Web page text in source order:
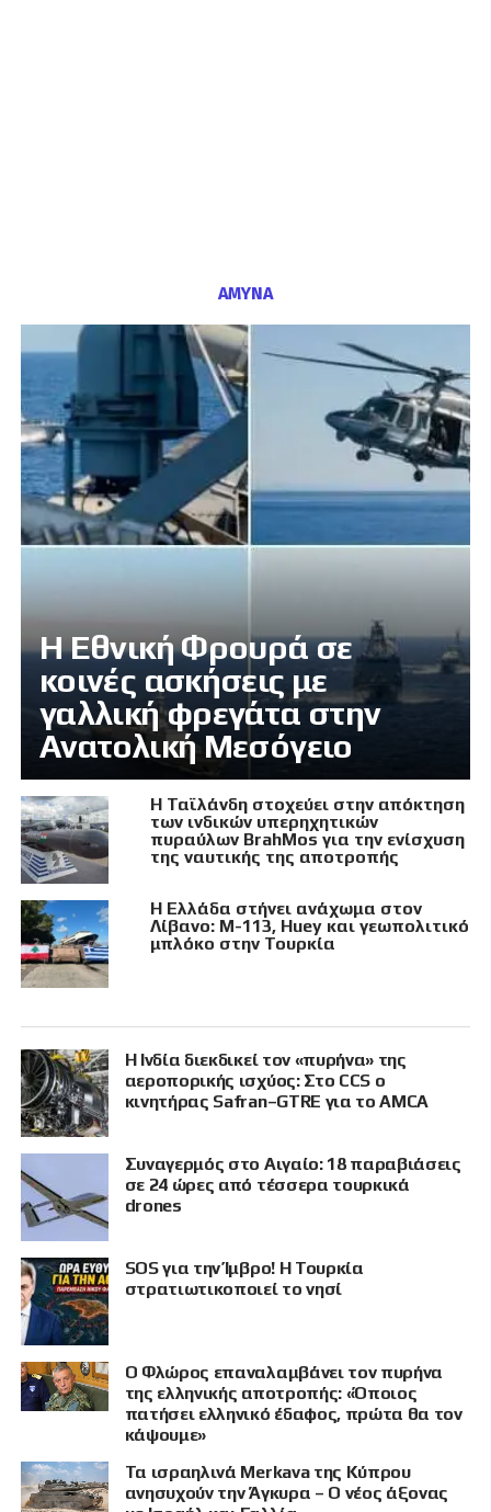
ΑΜΥΝΑ
Η Εθνική Φρουρά σε
κοινές ασκήσεις με
γαλλική φρεγάτα στην
Ανατολική Μεσόγειο
Η Ταϊλάνδη στοχεύει στην απόκτηση
των ινδικών υπερηχητικών
πυραύλων BrahMos για την ενίσχυση
της ναυτικής της αποτροπής
Η Ελλάδα στήνει ανάχωμα στον
Λίβανο: M-113, Huey και γεωπολιτικό
μπλόκο στην Τουρκία
Η Ινδία διεκδικεί τον «πυρήνα» της
αεροπορικής ισχύος: Στο CCS ο
κινητήρας Safran–GTRE για το AMCA
Συναγερμός στο Αιγαίο: 18 παραβιάσεις
σε 24 ώρες από τέσσερα τουρκικά
drones
SOS για την Ίμβρο! Η Τουρκία
στρατιωτικοποιεί το νησί
Ο Φλώρος επαναλαμβάνει τον πυρήνα
της ελληνικής αποτροπής: «Όποιος
πατήσει ελληνικό έδαφος, πρώτα θα τον
κάψουμε»
Τα ισραηλινά Merkava της Κύπρου
ανησυχούν την Άγκυρα – Ο νέος άξονας